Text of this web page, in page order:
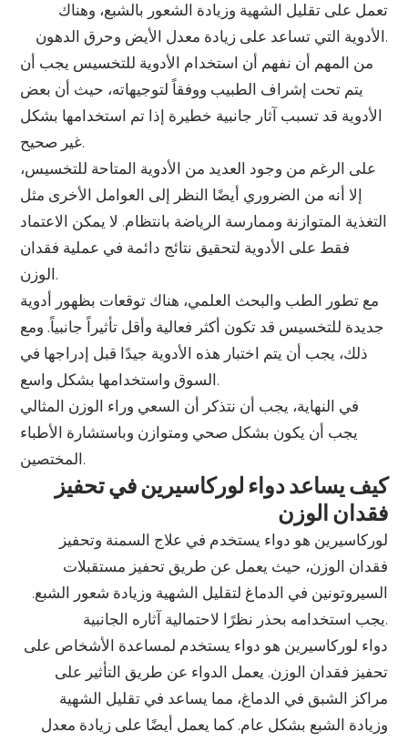
تعمل على تقليل الشهية وزيادة الشعور بالشبع، وهناك
الأدوية التي تساعد على زيادة معدل الأيض وحرق الدهون.
من المهم أن نفهم أن استخدام الأدوية للتخسيس يجب أن
يتم تحت إشراف الطبيب ووفقاً لتوجيهاته، حيث أن بعض
الأدوية قد تسبب آثار جانبية خطيرة إذا تم استخدامها بشكل
غير صحيح.
على الرغم من وجود العديد من الأدوية المتاحة للتخسيس،
إلا أنه من الضروري أيضًا النظر إلى العوامل الأخرى مثل
التغذية المتوازنة وممارسة الرياضة بانتظام. لا يمكن الاعتماد
فقط على الأدوية لتحقيق نتائج دائمة في عملية فقدان
الوزن.
مع تطور الطب والبحث العلمي، هناك توقعات بظهور أدوية
جديدة للتخسيس قد تكون أكثر فعالية وأقل تأثيراً جانبياً. ومع
ذلك، يجب أن يتم اختبار هذه الأدوية جيدًا قبل إدراجها في
السوق واستخدامها بشكل واسع.
في النهاية، يجب أن نتذكر أن السعي وراء الوزن المثالي
يجب أن يكون بشكل صحي ومتوازن وباستشارة الأطباء
المختصين.
كيف يساعد دواء لوركاسيرين في تحفيز
فقدان الوزن
لوركاسيرين هو دواء يستخدم في علاج السمنة وتحفيز
فقدان الوزن، حيث يعمل عن طريق تحفيز مستقبلات
السيروتونين في الدماغ لتقليل الشهية وزيادة شعور الشبع.
يجب استخدامه بحذر نظرًا لاحتمالية آثاره الجانبية.
دواء لوركاسيرين هو دواء يستخدم لمساعدة الأشخاص على
تحفيز فقدان الوزن. يعمل الدواء عن طريق التأثير على
مراكز الشبق في الدماغ، مما يساعد في تقليل الشهية
وزيادة الشبع بشكل عام. كما يعمل أيضًا على زيادة معدل